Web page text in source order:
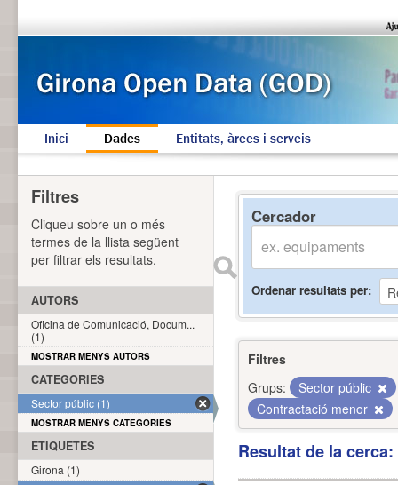
Inici Dades Entitats, àrees i serveis
Cercador
Ordenar resultats per
Filtres
Grups:
Sector públic
Contractació menor
Resultat de la
Filtres
Cliqueu sobre un o més
termes de la llista següent
per filtrar els resultats.
AUTORS
Oficina de Comunicació, Docum...
(1)
MOSTRAR MENYS AUTORS
CATEGORIES
Sector públic (1)
MOSTRAR MENYS CATEGORIES
ETIQUETES
Girona (1)